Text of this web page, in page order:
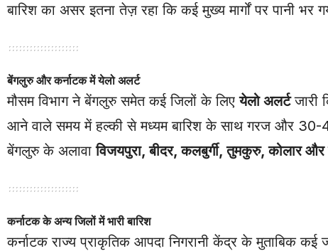
बारिश का असर इतना तेज़ रहा कि कई मुख्य मार्गों पर पानी भर
बेंगलुरु और कर्नाटक में येलो अलर्ट
मौसम विभाग ने बेंगलुरु समेत कई जिलों के लिएयेलो अलर्टजारी
आने वाले समय में हल्की से मध्यम बारिश के साथ गरज और 30-
बेंगलुरु के अलावाविजयपुरा, बीदर, कलबुर्गी, तुमकुरु, कोलार और
कर्नाटक के अन्य जिलों में भारी बारिश
कर्नाटक राज्य प्राकृतिक आपदा निगरानी केंद्र के मुताबिक कई